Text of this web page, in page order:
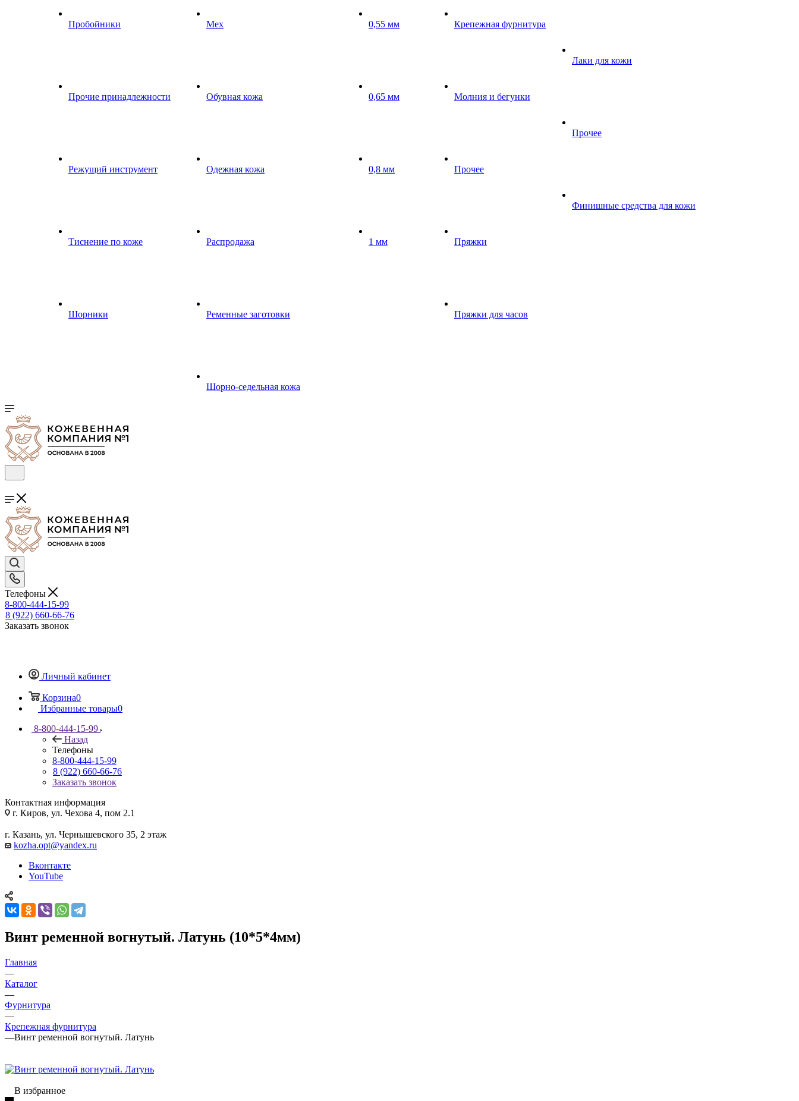
Пробойники
Прочие принадлежности
Режущий инструмент
Тиснение по коже
Шорники
Мех
Обувная кожа
Одежная кожа
Распродажа
Ременные заготовки
Шорно-седельная кожа
0,55 мм
0,65 мм
0,8 мм
1 мм
Крепежная фурнитура
Молния и бегунки
Прочее
Пряжки
Пряжки для часов
Лаки для кожи
Прочее
Финишные средства для кожи
Телефоны
8-800-444-15-99
8 (922) 660-66-76
Заказать звонок
Личный кабинет
Корзина0
Избранные товары0
8-800-444-15-99
Назад
Телефоны
8-800-444-15-99
8 (922) 660-66-76
Заказать звонок
Контактная информация
г. Киров, ул. Чехова 4, пом 2.1
г. Казань, ул. Чернышевского 35, 2 этаж
kozha.opt@yandex.ru
Вконтакте
YouTube
Винт ременной вогнутый. Латунь (10*5*4мм)
Главная
—
Каталог
—
Фурнитура
—
Крепежная фурнитура
—Винт ременной вогнутый. Латунь
В избранное